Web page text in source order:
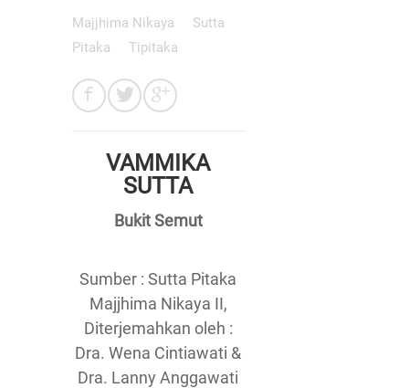
Majjhima Nikaya
Sutta
Pitaka
Tipitaka
VAMMIKA
SUTTA
Bukit Semut
Sumber : Sutta Pitaka
Majjhima Nikaya II,
Diterjemahkan oleh :
Dra. Wena Cintiawati &
Dra. Lanny Anggawati